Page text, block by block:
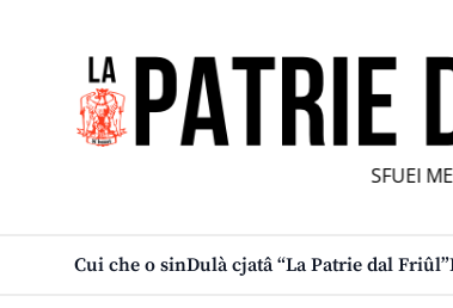
SFUEI
Cui che o sinDulà cjatâ “La Patrie dal Friûl”